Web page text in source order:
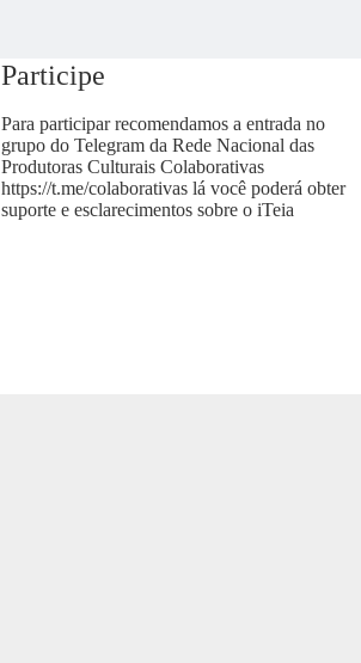
Participe
Para participar recomendamos a entrada no
grupo do Telegram da Rede Nacional das
Produtoras Culturais Colaborativas
https://t.me/colaborativaslá você poderá obter
suporte e esclarecimentos sobre o iTeia